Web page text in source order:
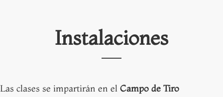
Instalaciones
Las clases se impartirán en el Campo de Tiro